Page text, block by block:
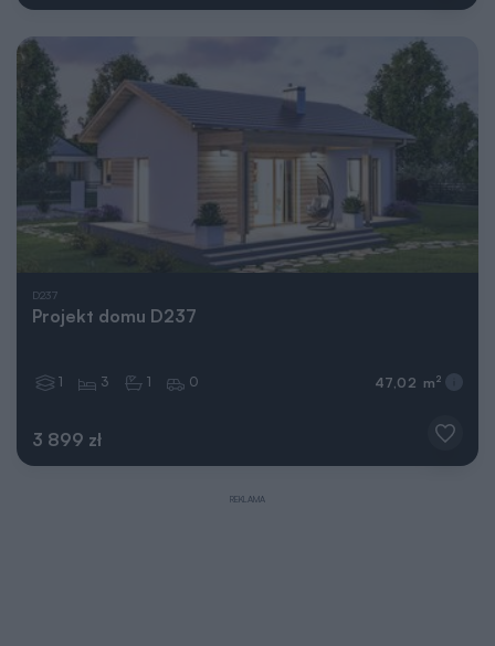
D237
Projekt domu D237
3 899 zł
1 3 1 0 47,02 m 2
REKLAMA